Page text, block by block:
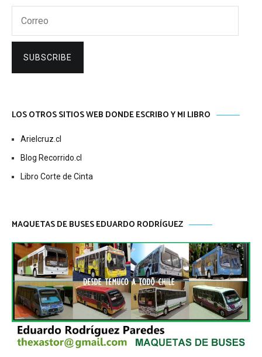
SUBSCRIBE
LOS OTROS SITIOS WEB DONDE ESCRIBO Y MI LIBRO
Arielcruz.cl
Blog Recorrido.cl
Libro Corte de Cinta
MAQUETAS DE BUSES EDUARDO RODRÍGUEZ